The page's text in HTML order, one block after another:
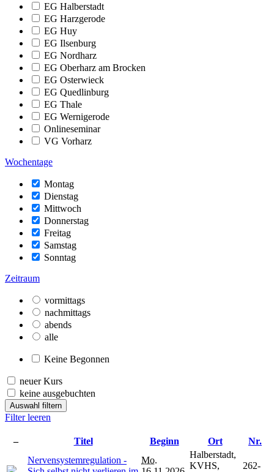
EG Halberstadt
EG Harzgerode
EG Huy
EG Ilsenburg
EG Nordharz
EG Oberharz am Brocken
EG Osterwieck
EG Quedlinburg
EG Thale
EG Wernigerode
Onlineseminar
VG Vorharz
Wochentage
Montag
Dienstag
Mittwoch
Donnerstag
Freitag
Samstag
Sonntag
Zeitraum
vormittags
nachmittags
abends
alle
Keine Begonnen
neuer Kurs
keine ausgebuchten
Auswahl filtern
Filter leeren
– Titel Beginn Ort
Nr.
Nervensystemregulation -
Mo.
Halberstadt,
KVHS,
262-